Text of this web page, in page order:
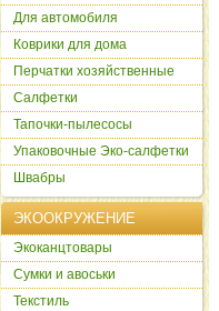
Для автомобиля
Коврики для дома
Перчатки хозяйственные
Салфетки
Тапочки-пылесосы
Упаковочные Эко-салфетки
Швабры
ЭКООКРУЖЕНИЕ
Экоканцтовары
Сумки и авоськи
Текстиль